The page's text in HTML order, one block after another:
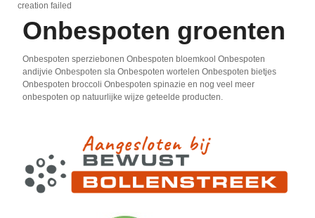
creation failed
Onbespoten groenten
Onbespoten sperziebonen Onbespoten bloemkool Onbespoten
andijvie Onbespoten sla Onbespoten wortelen Onbespoten bietjes
Onbespoten broccoli Onbespoten spinazie en nog veel meer
onbespoten op natuurlijke wijze geteelde producten.